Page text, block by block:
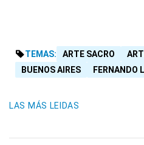
TEMAS: ARTE SACRO
BUENOS AIRES
FERNANDO
LAS MÁS LEIDAS